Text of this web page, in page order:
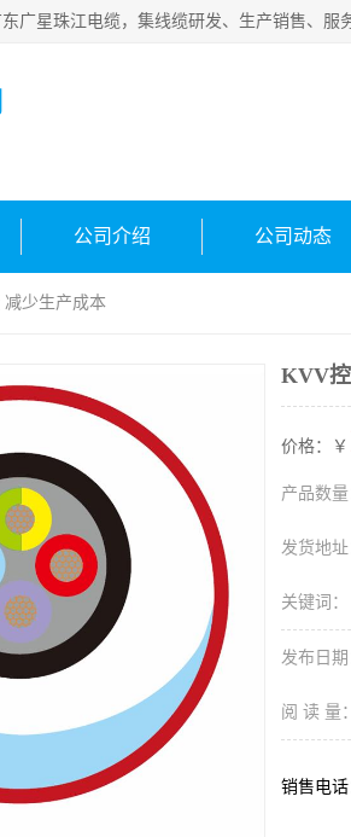
公司介绍 公司动态
少生产成本
KVV
价格：￥
产品数量
发货地址
关键词：
发布日期
阅 读 量：
销售电话